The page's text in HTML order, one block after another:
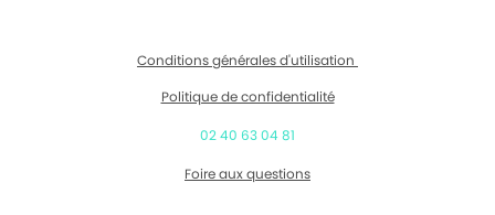
Conditions générales d'utilisation
Politique de confidentialité
02 40 63 04 81
Foire aux questions